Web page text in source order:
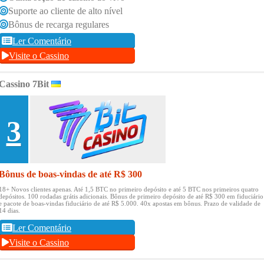
Suporte ao cliente de alto nível
Bônus de recarga regulares
Ler Comentário
Visite o Cassino
7Bit
3
de boas-vindas de até R$ 300
Novos clientes apenas. Até 1,5 BTC no primeiro depósito e até 5 BTC nos primeiros quatro
100 rodadas grátis adicionais. Bônus de primeiro depósito de até R$ 300 em fiduciário
pacote de boas-vindas fiduciário de até R$ 5.000. 40x apostas em bônus. Prazo de validade de
dias.
Ler Comentário
Visite o Cassino